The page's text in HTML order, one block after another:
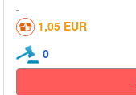
1,05 EUR
0